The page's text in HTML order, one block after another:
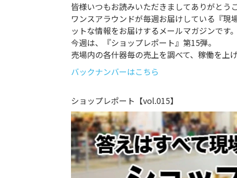
皆様いつもお読みいただきましてありがとう
ワンスアラウンドが毎週お届けしている『
ットな情報をお届けするメールマガジンです。
今週は、『ショップレポート』第15弾。
売場内の各什器毎の売上を調べて、稼働を上
バックナンバーはこちら
ショップレポート【vol.015】